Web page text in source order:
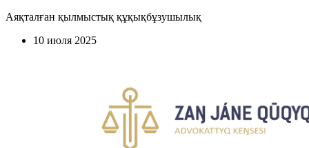
Аяқталған қылмыстық құқықбұзушылық
10 июля 2025